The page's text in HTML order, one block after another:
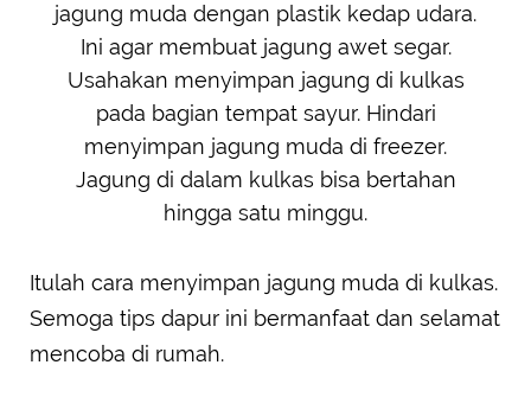
jagung muda dengan plastik kedap udara.
Ini agar membuat jagung awet segar.
Usahakan menyimpan jagung di kulkas
pada bagian tempat sayur. Hindari
menyimpan jagung muda di freezer.
Jagung di dalam kulkas bisa bertahan
hingga satu minggu.
Itulah cara menyimpan jagung muda di kulkas.
Semoga tips dapur ini bermanfaat dan selamat
mencoba di rumah.